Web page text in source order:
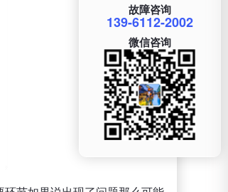
故障咨询
139-6112-2002
微信咨询